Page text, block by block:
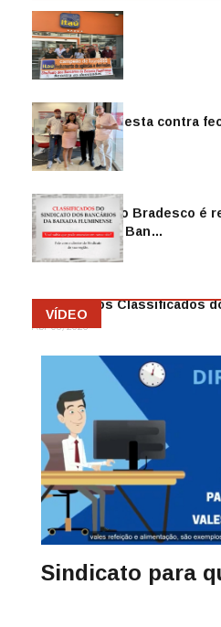
Sindicato protesta contra
as demiss…
Mai 13, 2026
Funcionário do Bradesco é
Sindicato dos Ban…
Abr 08, 2026
Anuncie nos Classificados
Abr 08, 2026
VÍDEO
Sindicato para